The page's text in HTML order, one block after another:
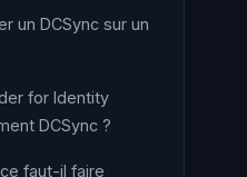
un DCSync sur un
for Identity
DCSync ?
faut-il faire